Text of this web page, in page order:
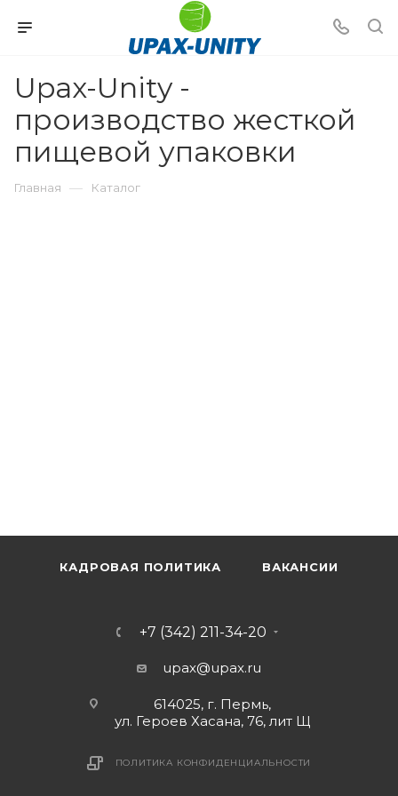
Upax-Unity -
производство жесткой
пищевой упаковки
Главная — Каталог
КАДРОВАЯ ПОЛИТИКА ВАКАНСИИ
+7 (342) 211-34-20
upax@upax.ru
614025, г. Пермь,
ул. Героев Хасана, 76, лит Щ
ПОЛИТИКА КОНФИДЕНЦИАЛЬНОСТИ